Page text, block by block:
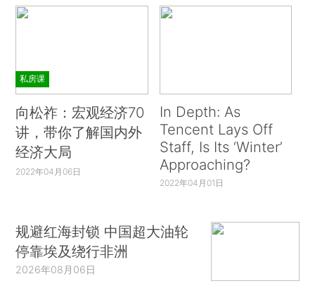
私房课
向松祚：宏观经济70
讲，带你了解国内外
经济大局
2022年04月06日
In Depth: As
Tencent Lays Off
Staff, Is Its ‘Winter’
Approaching?
2022年04月01日
规避红海封锁 中国超大油轮
停靠埃及绕行非洲
2026年08月06日